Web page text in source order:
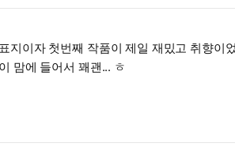
지이자 첫번째 작품이 제일 재밌고 취향
맘에 들어서 꽤괜... ㅎ